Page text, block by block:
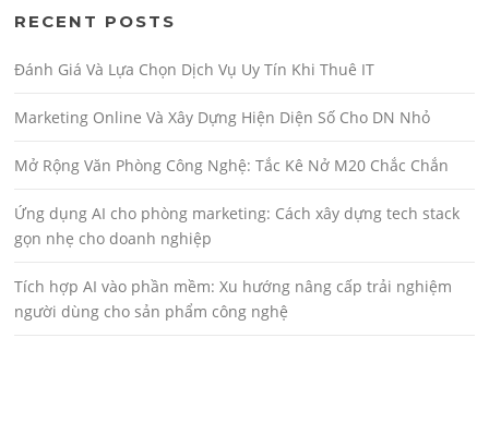
RECENT POSTS
Đánh Giá Và Lựa Chọn Dịch Vụ Uy Tín Khi Thuê IT
Marketing Online Và Xây Dựng Hiện Diện Số Cho DN Nhỏ
Mở Rộng Văn Phòng Công Nghệ: Tắc Kê Nở M20 Chắc Chắn
Ứng dụng AI cho phòng marketing: Cách xây dựng tech stack
gọn nhẹ cho doanh nghiệp
Tích hợp AI vào phần mềm: Xu hướng nâng cấp trải nghiệm
người dùng cho sản phẩm công nghệ